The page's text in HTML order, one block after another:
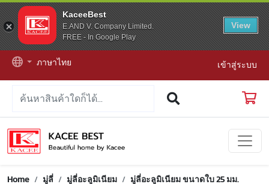
KaceeBest
E.AND V. Company Limited.
FREE - In Google Play
View
ภาษาไทย เข้าสู่ระบบ
Home มู่ลี่ มู่ลี่อะลูมิเนียม มู่ลี่อะลูมิเนียม ขนาดใบ 25 มม.